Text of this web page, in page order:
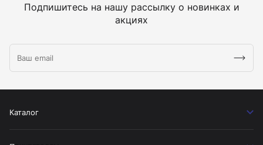
Подпишитесь на нашу рассылку о новинках и
акциях
Каталог